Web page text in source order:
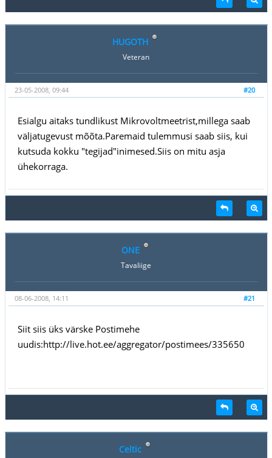
HUGOTH
Veteran
#20
23-05-2008, 09:44
Esialgu aitaks tundlikust Mikrovoltmeetrist,millega saab
väljatugevust mõõta.Paremaid tulemmusi saab siis, kui
kutsuda kokku "tegijad"inimesed.Siis on mitu asja
ühekorraga.
ONE
Tavaliige
#21
08-06-2008, 14:11
Siit siis üks värske Postimehe
uudis:http://live.hot.ee/aggregator/postimees/335650
Celtic